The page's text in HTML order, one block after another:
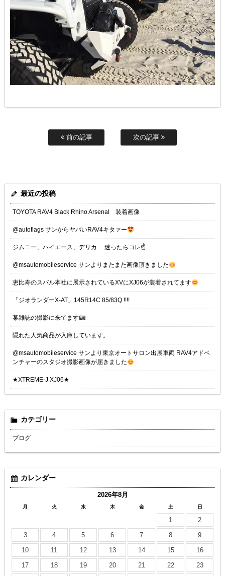
前の記事 次の記事
最近の投稿
TOYOTA RAV4 Black Rhino Arsenal 装着画像
@autoflags サンからヤバいRAV4キタァー
ジムニー、ハイエース、デリカ… 迷ったらコレ☝️
@msautomobileservice サンよりまたまた画像頂きました
恵比寿のスバル本社に展示されているXVにXJ06が装着されてます
「ジオランダーX-AT」145R14C 85/83Q !!!!
某雑誌の撮影に来てます
隠れた人気商品が入庫しています。
@msautomobileservice サンより東京オートサロン出展車両 RAV4アドベ
ンチャーのスタジオ撮影画像が届きました
★XTREME-J XJ06★
カテゴリー
ブログ
カレンダー
2026年8月
月 火 水 木 金 土 日
1
2
3
4 5 6 7 8
9
10
11 12 13 14 15
16
17
18 19 20 21 22
23